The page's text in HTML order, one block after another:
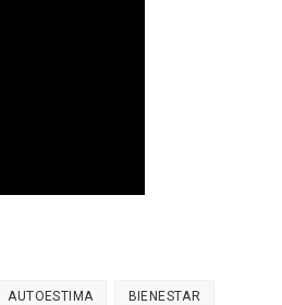
AUTOESTIMA BIENESTAR